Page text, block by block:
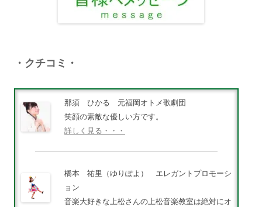
・クチコミ・
那須 ひかる 元福岡オトメ歌劇団
笑顔の素敵な優しい方です。
詳しく見る・・・
橋本 祐里（ゆりぽよ） エレガントプロモーシ
ョン
音楽大好きな上松さんの上松音楽教室は絶対にオ